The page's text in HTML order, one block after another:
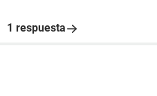
1 respuesta